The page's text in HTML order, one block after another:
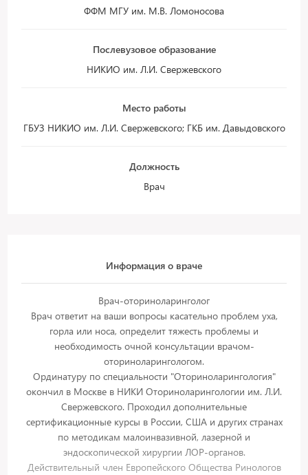
ФФМ МГУ им. М.В. Ломоносова
Послевузовое образование
НИКИО им. Л.И. Свержевского
Место работы
ГБУЗ НИКИО им. Л.И. Свержевского; ГКБ им. Давыдовского
Должность
Врач
Информация о враче
Врач-оториноларинголог
Врач ответит на ваши вопросы касательно проблем уха,
горла или носа, определит тяжесть проблемы и
необходимость очной консультации врачом-
оториноларингологом.
Ординатуру по специальности "Оториноларингология"
окончил в Москве в НИКИ Оториноларингологии им. Л.И.
Свержевского. Проходил дополнительные
сертификационные курсы в России, США и других странах
по методикам малоинвазивной, лазерной и
эндоскопической хирургии ЛОР-органов.
Действительный член Европейского Общества Ринологов